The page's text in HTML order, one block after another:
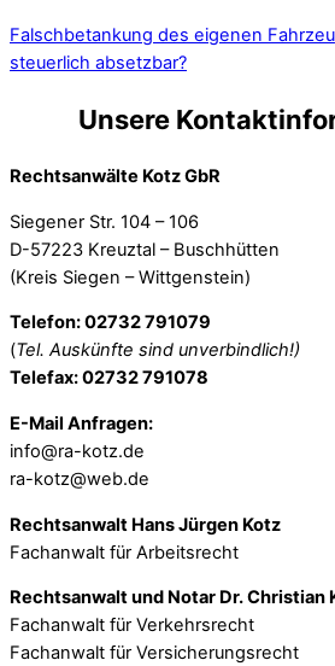
Falschbetankung des eigenen
steuerlich absetzbar?
Unsere
Rechtsanwälte Kotz GbR
Siegener Str. 104 – 106
D-57223 Kreuztal – Buschhütten
(Kreis Siegen – Wittgenstein)
Telefon: 02732 791079
(Tel. Auskünfte sind unverbindlich!)
Telefax: 02732 791078
E-Mail Anfragen:
info@ra-kotz.de
ra-kotz@web.de
Rechtsanwalt Hans Jürgen Kotz
Fachanwalt für Arbeitsrecht
Rechtsanwalt und Notar Dr. Christian
Fachanwalt für Verkehrsrecht
Fachanwalt für Versicherungsrecht